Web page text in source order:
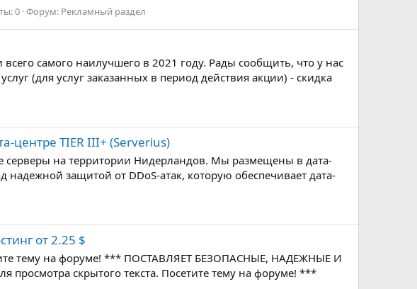
0 Форум: Рекламный раздел
самого наилучшего в 2021 году. Рады сообщить, что у нас
(для услуг заказанных в период действия акции) - скидка
центре TIER III+ (Serverius)
серверы на территории Нидерландов. Мы размещены в дата-
защитой от DDoS-атак, которую обеспечивает дата-
от 2.25 $
тему на форуме! *** ПОСТАВЛЯЕТ БЕЗОПАСНЫЕ, НАДЕЖНЫЕ И
скрытого текста. Посетите тему на форуме! ***